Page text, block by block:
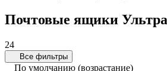
Почтовые ящики
24
Все фильтры
По умолчанию (возрастание)